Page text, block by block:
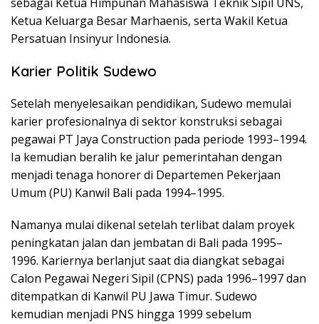
Ketua Keluarga Besar Marhaenis, serta Wakil Ketua
Persatuan Insinyur Indonesia.
Karier Politik Sudewo
Setelah menyelesaikan pendidikan, Sudewo memulai
karier profesionalnya di sektor konstruksi sebagai
pegawai PT Jaya Construction pada periode 1993–1994.
Ia kemudian beralih ke jalur pemerintahan dengan
menjadi tenaga honorer di Departemen Pekerjaan
Umum (PU) Kanwil Bali pada 1994–1995.
Namanya mulai dikenal setelah terlibat dalam proyek
peningkatan jalan dan jembatan di Bali pada 1995–
1996. Kariernya berlanjut saat dia diangkat sebagai
Calon Pegawai Negeri Sipil (CPNS) pada 1996–1997 dan
ditempatkan di Kanwil PU Jawa Timur. Sudewo
kemudian menjadi PNS hingga 1999 sebelum